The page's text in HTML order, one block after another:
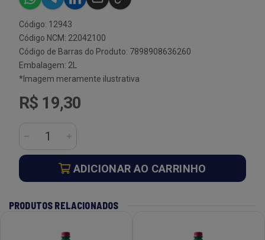
Código: 12943
Código NCM: 22042100
Código de Barras do Produto: 7898908636260
Embalagem: 2L
*Imagem meramente ilustrativa
R$ 19,30
ADICIONAR AO CARRINHO
PRODUTOS RELACIONADOS